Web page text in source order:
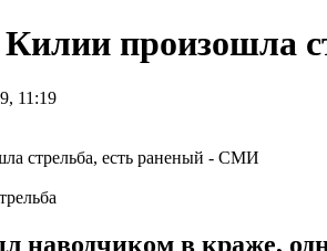
Килии произошла
11:19
в краже,